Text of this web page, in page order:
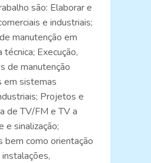
são: Elaborar e
e industriais;
manutenção em
Execução,
de manutenção
em sistemas
Projetos e
de TV/FM e TV a
e sinalização;
bem como orientação